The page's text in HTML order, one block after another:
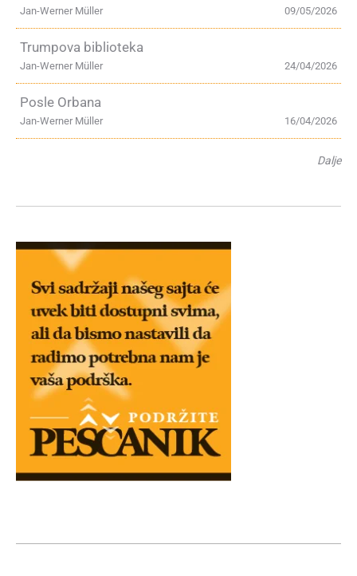
09/05/2026
Jan-Werner Müller
Trumpova biblioteka
24/04/2026
Jan-Werner Müller
Posle Orbana
16/04/2026
Jan-Werner Müller
Dalje